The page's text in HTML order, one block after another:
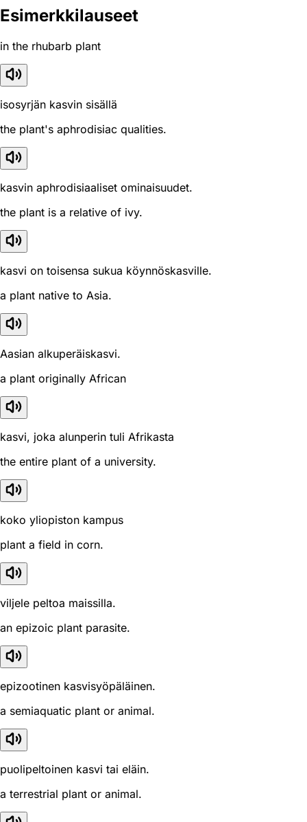
Esimerkkilauseet
in the rhubarb plant
isosyrjän kasvin sisällä
the plant's aphrodisiac qualities.
kasvin aphrodisiaaliset ominaisuudet.
the plant is a relative of ivy.
kasvi on toisensa sukua köynnöskasville.
a plant native to Asia.
Aasian alkuperäiskasvi.
a plant originally African
kasvi, joka alunperin tuli Afrikasta
the entire plant of a university.
koko yliopiston kampus
plant a field in corn.
viljele peltoa maissilla.
an epizoic plant parasite.
epizootinen kasvisyöpäläinen.
a semiaquatic plant or animal.
puolipeltoinen kasvi tai eläin.
a terrestrial plant or animal.